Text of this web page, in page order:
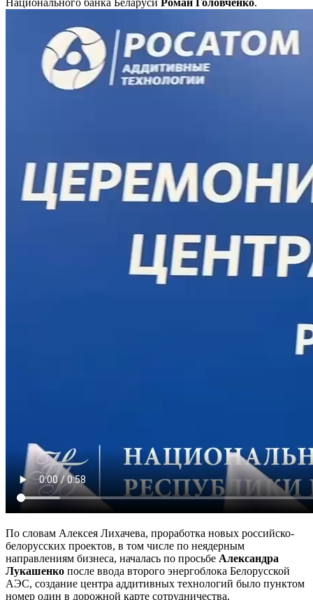
По словам Алексея Лихачева, проработка новых российско-
белорусских проектов, в том числе по неядерным
направлениям бизнеса, началась по просьбе Александра
Лукашенко после ввода второго энергоблока Белорусской
АЭС, создание центра аддитивных технологий было пунктом
номер один в дорожной карте сотрудничества.